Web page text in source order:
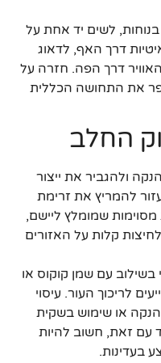
לשים יד אחת על
דרך האף, לדאוג
דרך הפה. חזרה על
את התחושה הכללית
החלב
ולהגביר את ייצור
להמריץ את זרימת
שמומלץ ליישם,
קלות על האזורים
עם שמן קוקוס או
לריכוך העור. עיסוי
או שימוש בשקית
עם זאת, חשוב להיות
בעדינות.